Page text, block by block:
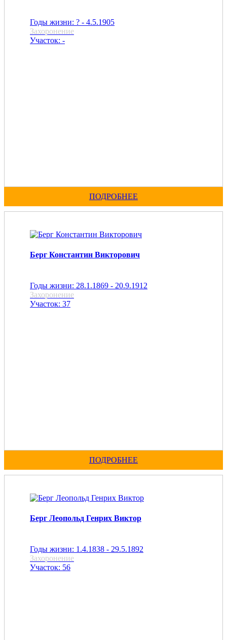
Годы жизни: ? - 4.5.1905
Захоронение
Участок: -
ПОДРОБНЕЕ
Берг Константин Викторович
Годы жизни: 28.1.1869 - 20.9.1912
Захоронение
Участок: 37
ПОДРОБНЕЕ
Берг Леопольд Генрих Виктор
Годы жизни: 1.4.1838 - 29.5.1892
Захоронение
Участок: 56